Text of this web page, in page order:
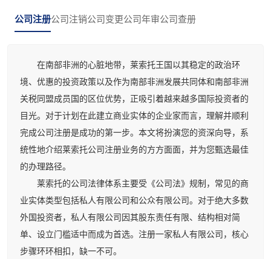
公司注册公司注销公司变更公司年审公司查册
在南部非洲的心脏地带，莱索托王国以其稳定的政治环
境、优惠的投资政策以及作为南部非洲发展共同体和南部非洲
关税同盟成员国的区位优势，正吸引着越来越多国际投资者的
目光。对于计划在此建立商业实体的企业家而言，理解并顺利
完成公司注册是成功的第一步。本文将扮演您的资深向导，系
统性地介绍莱索托公司注册业务的方方面面，并为您甄选最佳
的办理路径。
莱索托的公司法律体系主要受《公司法》规制，常见的商
业实体类型包括私人有限公司和公众有限公司。对于绝大多数
外国投资者，私人有限公司因其股东责任有限、结构相对简
单、设立门槛适中而成为首选。注册一家私人有限公司，核心
步骤环环相扣，缺一不可。